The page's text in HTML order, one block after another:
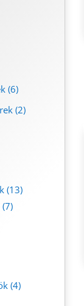
(6)
(2)
(13)
(7)
(4)